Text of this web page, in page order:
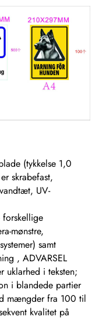
(tykkelse 1,0
skrabefast,
UV-
mønstre,
samt
, ADVARSEL
uklarhed i teksten;
i blandede partier
mængder fra 100 til
kvalitet på